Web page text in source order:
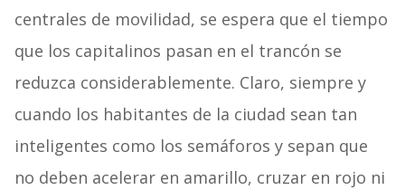
centrales de movilidad, se espera que el tiempo
que los capitalinos pasan en el trancón se
reduzca considerablemente. Claro, siempre y
cuando los habitantes de la ciudad sean tan
inteligentes como los semáforos y sepan que
no deben acelerar en amarillo, cruzar en rojo ni